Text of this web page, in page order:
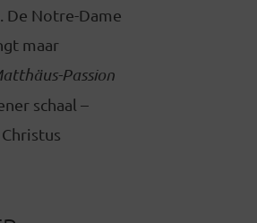
De Notre-Dame
maar
Passion
schaal –